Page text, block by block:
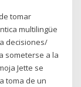
tomar
multilingüe
decisiones/
someterse a la
Jette se
toma de un